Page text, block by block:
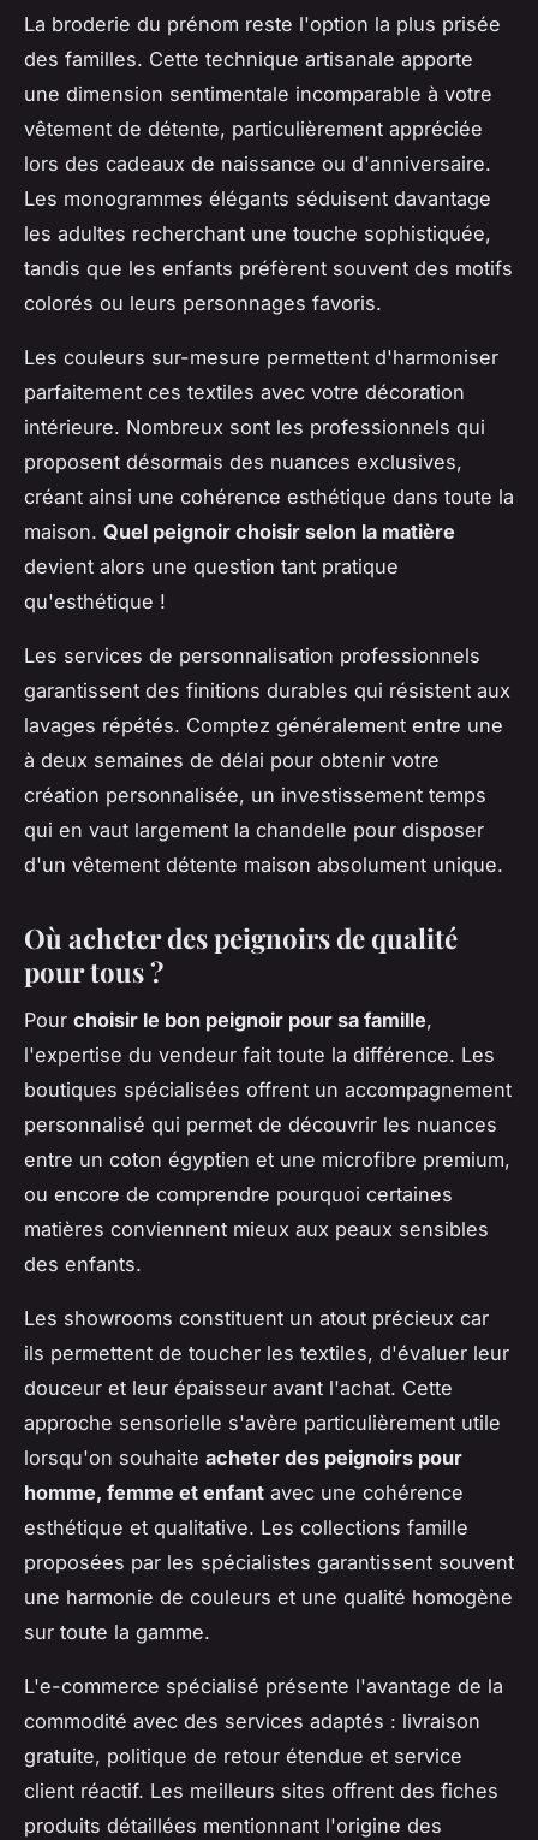
La broderie du prénom reste l'option la plus prisée
des familles. Cette technique artisanale apporte
une dimension sentimentale incomparable à votre
vêtement de détente, particulièrement appréciée
lors des cadeaux de naissance ou d'anniversaire.
Les monogrammes élégants séduisent davantage
les adultes recherchant une touche sophistiquée,
tandis que les enfants préfèrent souvent des motifs
colorés ou leurs personnages favoris.
Les couleurs sur-mesure permettent d'harmoniser
parfaitement ces textiles avec votre décoration
intérieure. Nombreux sont les professionnels qui
proposent désormais des nuances exclusives,
créant ainsi une cohérence esthétique dans toute la
maison. Quel peignoir choisir selon la matière
devient alors une question tant pratique
qu'esthétique !
Les services de personnalisation professionnels
garantissent des finitions durables qui résistent aux
lavages répétés. Comptez généralement entre une
à deux semaines de délai pour obtenir votre
création personnalisée, un investissement temps
qui en vaut largement la chandelle pour disposer
d'un vêtement détente maison absolument unique.
Où acheter des peignoirs de qualité
pour tous ?
Pour choisir le bon peignoir pour sa famille,
l'expertise du vendeur fait toute la différence. Les
boutiques spécialisées offrent un accompagnement
personnalisé qui permet de découvrir les nuances
entre un coton égyptien et une microfibre premium,
ou encore de comprendre pourquoi certaines
matières conviennent mieux aux peaux sensibles
des enfants.
Les showrooms constituent un atout précieux car
ils permettent de toucher les textiles, d'évaluer leur
douceur et leur épaisseur avant l'achat. Cette
approche sensorielle s'avère particulièrement utile
lorsqu'on souhaite acheter des peignoirs pour
homme, femme et enfant avec une cohérence
esthétique et qualitative. Les collections famille
proposées par les spécialistes garantissent souvent
une harmonie de couleurs et une qualité homogène
sur toute la gamme.
L'e-commerce spécialisé présente l'avantage de la
commodité avec des services adaptés : livraison
gratuite, politique de retour étendue et service
client réactif. Les meilleurs sites offrent des fiches
produits détaillées mentionnant l'origine des